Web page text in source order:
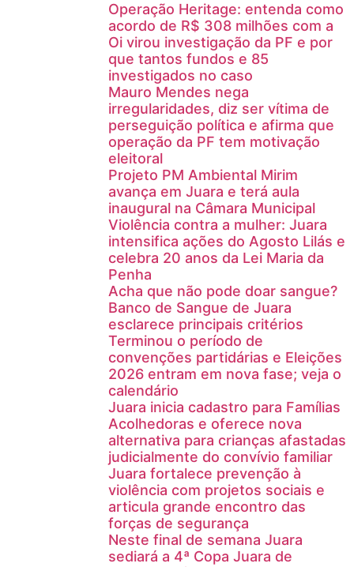
Operação Heritage: entenda como
acordo de R$ 308 milhões com a
Oi virou investigação da PF e por
que tantos fundos e 85
investigados no caso
Mauro Mendes nega
irregularidades, diz ser vítima de
perseguição política e afirma que
operação da PF tem motivação
eleitoral
Projeto PM Ambiental Mirim
avança em Juara e terá aula
inaugural na Câmara Municipal
Violência contra a mulher: Juara
intensifica ações do Agosto Lilás e
celebra 20 anos da Lei Maria da
Penha
Acha que não pode doar sangue?
Banco de Sangue de Juara
esclarece principais critérios
Terminou o período de
convenções partidárias e Eleições
2026 entram em nova fase; veja o
calendário
Juara inicia cadastro para Famílias
Acolhedoras e oferece nova
alternativa para crianças afastadas
judicialmente do convívio familiar
Juara fortalece prevenção à
violência com projetos sociais e
articula grande encontro das
forças de segurança
Neste final de semana Juara
sediará a 4ª Copa Juara de